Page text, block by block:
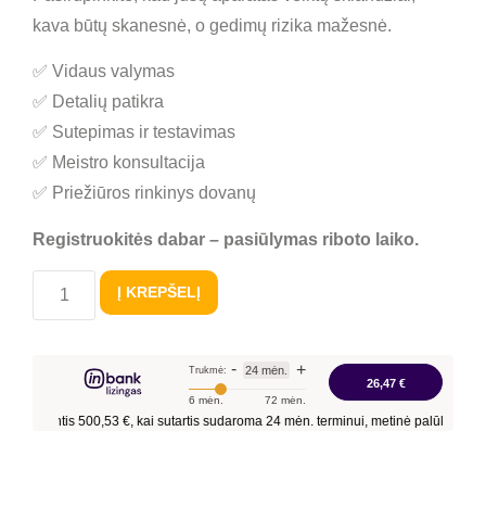
kava būtų skanesnė, o gedimų rizika mažesnė.
✅ Vidaus valymas
✅ Detalių patikra
✅ Sutepimas ir testavimas
✅ Meistro konsultacija
✅ Priežiūros rinkinys dovanų
Registruokitės dabar – pasiūlymas riboto laiko.
Į KREPŠELĮ